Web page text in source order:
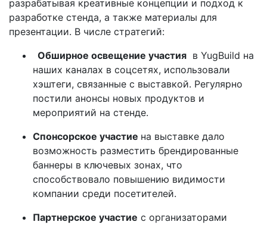
разрабатывая креативные концепции и подход к
разработке стенда, а также материалы для
презентации. В числе стратегий:
Обширное освещение участия в YugBuild на
наших каналах в соцсетях, использовали
хэштеги, связанные с выставкой. Регулярно
постили анонсы новых продуктов и
мероприятий на стенде.
Спонсорское участие на выставке дало
возможность разместить брендированные
баннеры в ключевых зонах, что
способствовало повышению видимости
компании среди посетителей.
Партнерское участие с организаторами